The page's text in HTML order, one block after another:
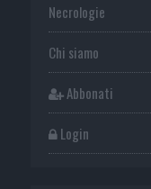
Necrologie
Chi siamo
Abbonati
Login